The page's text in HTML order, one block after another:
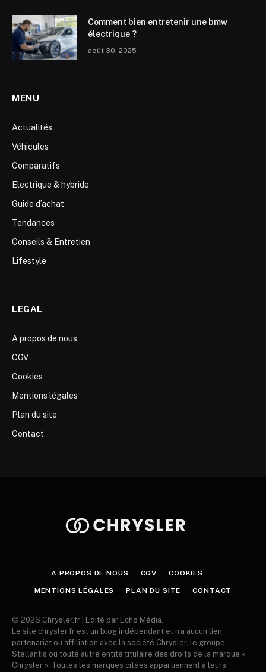
Comment bien entretenir une bmw
électrique ?
août 30, 2025
MENU
Actualités
Véhicules
Comparatifs
Electrique & hybride
Guide d’achat
Tendances
Conseils & Entretien
Lifestyle
LEGAL
A propos de nous
CGV
Cookies
Mentions légales
Plan du site
Contact
A PROPOS DE NOUS CGV COOKIES
MENTIONS LÉGALES PLAN DU SITE CONTACT
© 2026 Chrysler.fr | Edité par Echo Média.
Le site chrysler.fr est un blog indépendant et n’a aucun lien,
partenariat ou affiliation avec la société Chrysler, le groupe
Stellantis ou toute autre entité titulaire des droits de la marque «
Chrysler ». Toutes les marques citées appartiennent à leurs